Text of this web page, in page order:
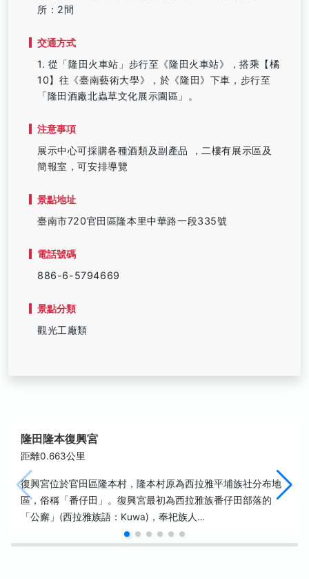
所：2間
交通方式
1. 從「隆田火車站」步行至《隆田火車站》，搭乘【橘
10】往《臺南藝術大學》，於《隆田》下車，步行至
「隆田酒廠北蟲草文化展示園區」。
注意事項
展示中心可採購各種酒類及副產品 ，二樓有展示區及
簡報室，可安排導覽
景點地址
臺南市720官田區隆本里中華路一段335號
電話號碼
886-6-5794669
景點分類
觀光工廠類
隆田隆本復興宮
距離0.663公里
復興宮位於官田區隆本村，隆本村原為西拉雅平埔族社分布地
區，俗稱「番仔田」。復興宮最初為西拉雅族番仔田部落的
「公廨」(西拉雅族語：Kuwa)，奉祀族人…